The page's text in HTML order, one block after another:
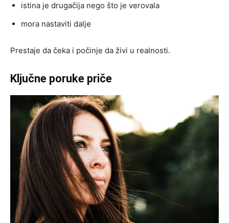
istina je drugačija nego što je verovala
mora nastaviti dalje
Prestaje da čeka i počinje da živi u realnosti.
Ključne poruke priče